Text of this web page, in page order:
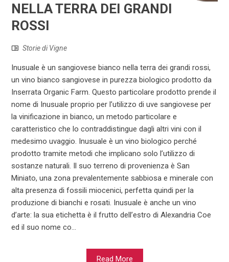
NELLA TERRA DEI GRANDI
ROSSI
Storie di Vigne
Inusuale è un sangiovese bianco nella terra dei grandi rossi,
un vino bianco sangiovese in purezza biologico prodotto da
Inserrata Organic Farm. Questo particolare prodotto prende il
nome di Inusuale proprio per l’utilizzo di uve sangiovese per
la vinificazione in bianco, un metodo particolare e
caratteristico che lo contraddistingue dagli altri vini con il
medesimo uvaggio. Inusuale è un vino biologico perché
prodotto tramite metodi che implicano solo l’utilizzo di
sostanze naturali. Il suo terreno di provenienza è San
Miniato, una zona prevalentemente sabbiosa e minerale con
alta presenza di fossili miocenici, perfetta quindi per la
produzione di bianchi e rosati. Inusuale è anche un vino
d’arte: la sua etichetta è il frutto dell’estro di Alexandria Coe
ed il suo nome co...
Read More